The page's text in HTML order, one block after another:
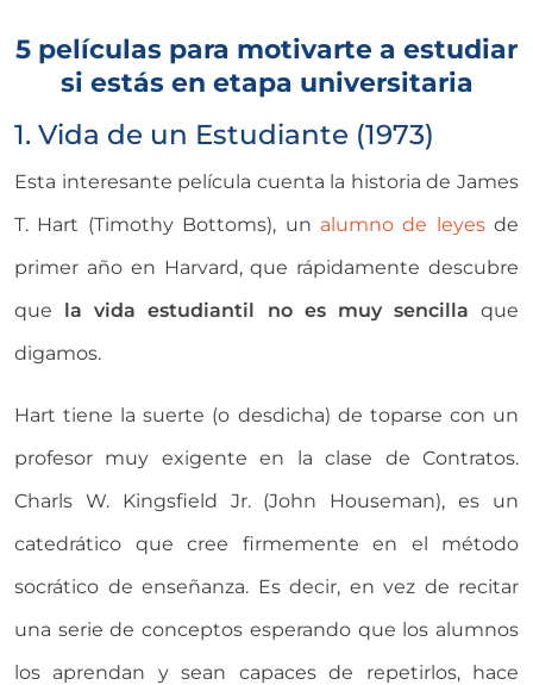
5 películas para motivarte a estudiar
si estás en etapa universitaria
1. Vida de un Estudiante (1973)
Esta interesante película cuenta la historia de James
T. Hart (Timothy Bottoms), un alumno de leyesde
primer año en Harvard, que rápidamente descubre
que la vida estudiantil no es muy sencilla que
digamos.
Hart tiene la suerte (o desdicha) de toparse con un
profesor muy exigente en la clase de Contratos.
Charls W. Kingsfield Jr. (John Houseman), es un
catedrático que cree firmemente en el método
socrático de enseñanza. Es decir, en vez de recitar
una serie de conceptos esperando que los alumnos
los aprendan y sean capaces de repetirlos, hace